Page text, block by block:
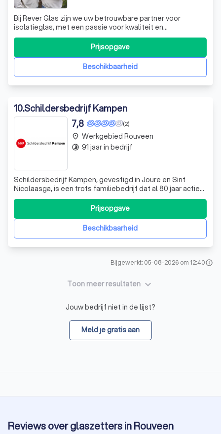
Bij Rever Glas zijn we uw betrouwbare partner voor
isolatieglas, met een passie voor kwaliteit en
vakmanschap. Als toegewijd glaszettersbedrijf bieden we
hoogwaardige glasoplossingen voor zowel particuliere
als zakelijke klanten. Met jarenlange ervaring
onderscheiden we ons door onze expertise en kl
Beschikbaarheid
Prijsopgave
10.Schildersbedrijf Kampen
(2)
7,8
Schildersbedrijf Kampen, gevestigd in Joure en Sint
Nicolaasga, is een trots familiebedrijf dat al 80 jaar actief
is in zowel de zakelijke als particuliere sector. Als AF-
erkend schildersbedrijf onderscheiden we ons door het
leveren van hoogwaardige interieur- en
exterieurafwerkingen met behulp van
Beschikbaarheid
Prijsopgave
place Werkgebied Rouveen
timelapse 91 jaar in bedrijf
Bijgewerkt: 05-08-2026 om 12:40info
Toon meer resultaten keyboard_arrow_down
Jouw bedrijf niet in de lijst?
Meld je gratis aan
Reviews over glaszetters in Rouveen